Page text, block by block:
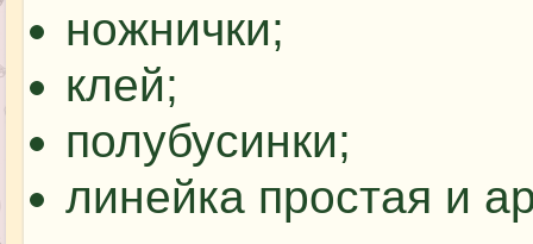
ножнички;
клей;
полубусинки;
линейка простая и